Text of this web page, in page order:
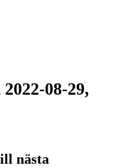
08-29,
nästa